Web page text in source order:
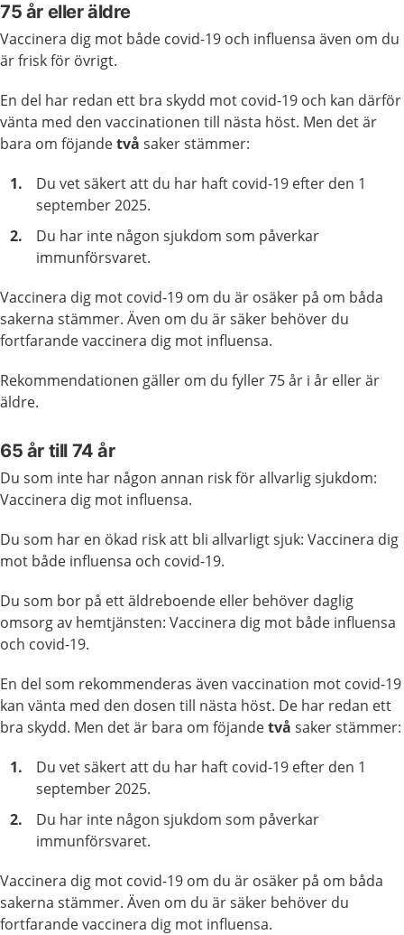
75 år eller äldre
Vaccinera dig mot både covid-19 och influensa även om du
är frisk för övrigt.
En del har redan ett bra skydd mot covid-19 och kan därför
vänta med den vaccinationen till nästa höst. Men det är
bara om föjandetvå saker stämmer:
Du vet säkert att du har haft covid-19 efter den 1
september 2025.
Du har inte någon sjukdom som påverkar
immunförsvaret.
Vaccinera dig mot covid-19 om du är osäker på om båda
sakerna stämmer. Även om du är säker behöver du
fortfarande vaccinera dig mot influensa.
Rekommendationen gäller om du fyller 75 år i år eller är
äldre.
65 år till 74 år
Du som inte har någon annan risk för allvarlig sjukdom:
Vaccinera dig mot influensa.
Du som har en ökad risk att bli allvarligt sjuk: Vaccinera dig
mot både influensa och covid-19.
Du som bor på ett äldreboende eller behöver daglig
omsorg av hemtjänsten: Vaccinera dig mot både influensa
och covid-19.
En del som rekommenderas även vaccination mot covid-19
kan vänta med den dosen till nästa höst. De har redan ett
bra skydd. Men det är bara om föjandetvå saker stämmer:
Du vet säkert att du har haft covid-19 efter den 1
september 2025.
Du har inte någon sjukdom som påverkar
immunförsvaret.
Vaccinera dig mot covid-19 om du är osäker på om båda
sakerna stämmer. Även om du är säker behöver du
fortfarande vaccinera dig mot influensa.